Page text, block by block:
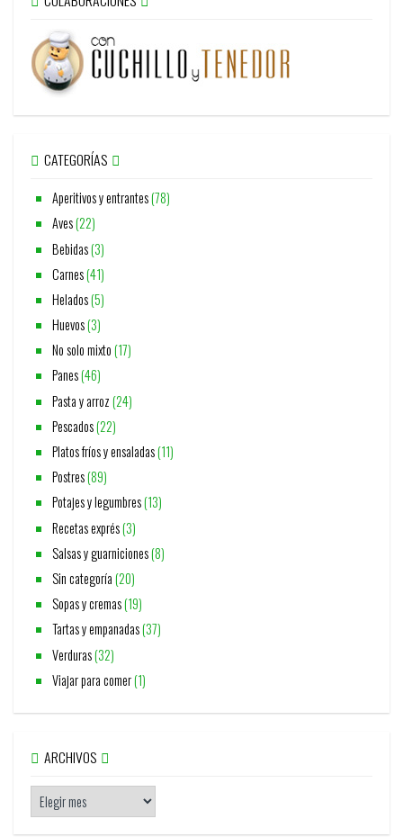
CATEGORÍAS
Aperitivos y entrantes(78)
Aves(22)
Bebidas(3)
Carnes(41)
Helados(5)
Huevos(3)
No solo mixto(17)
Panes(46)
Pasta y arroz(24)
Pescados(22)
Platos fríos y ensaladas(11)
Postres(89)
Potajes y legumbres(13)
Recetas exprés(3)
Salsas y guarniciones(8)
Sin categoría(20)
Sopas y cremas(19)
Tartas y empanadas(37)
Verduras(32)
Viajar para comer(1)
ARCHIVOS